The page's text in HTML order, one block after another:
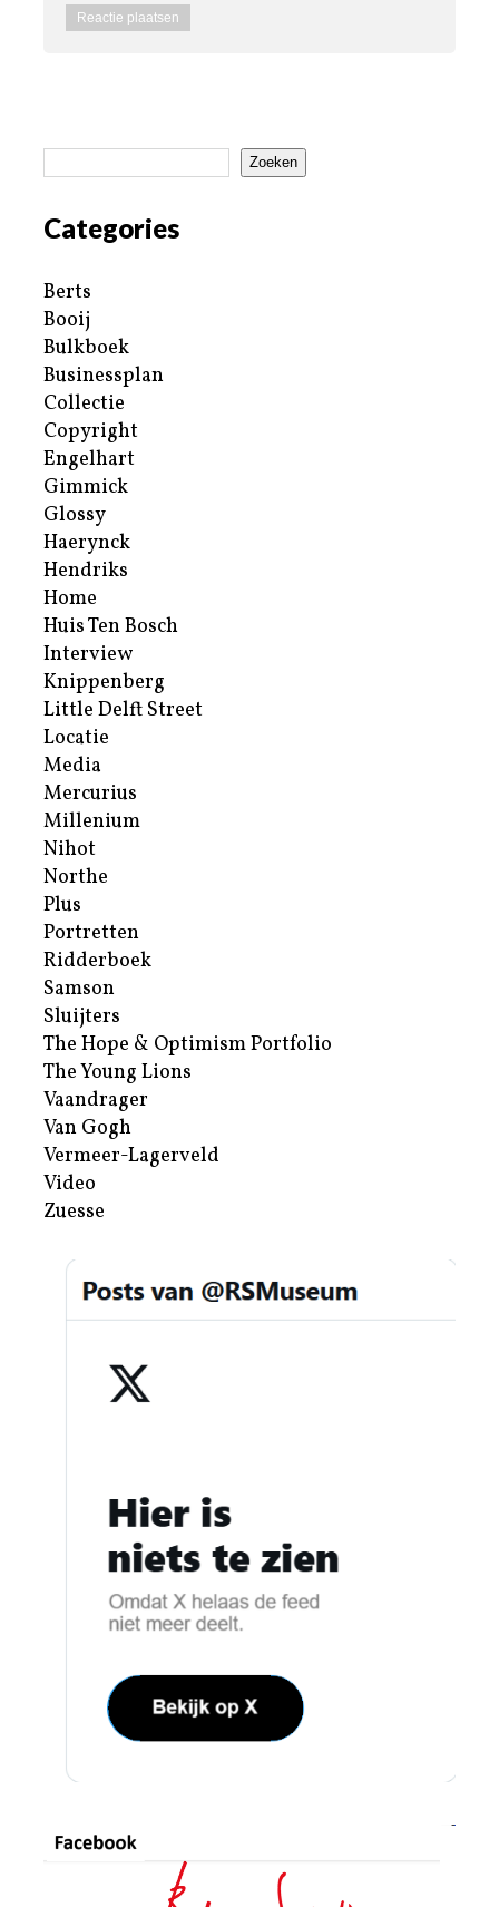
Zoeken
Categories
Berts
Booij
Bulkboek
Businessplan
Collectie
Copyright
Engelhart
Gimmick
Glossy
Haerynck
Hendriks
Home
Huis Ten Bosch
Interview
Knippenberg
Little Delft Street
Locatie
Media
Mercurius
Millenium
Nihot
Northe
Plus
Portretten
Ridderboek
Samson
Sluijters
The Hope & Optimism Portfolio
The Young Lions
Vaandrager
Van Gogh
Vermeer-Lagerveld
Video
Zuesse